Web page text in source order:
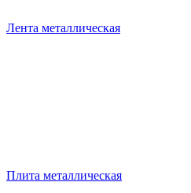
Лента металлическая
Плита металлическая